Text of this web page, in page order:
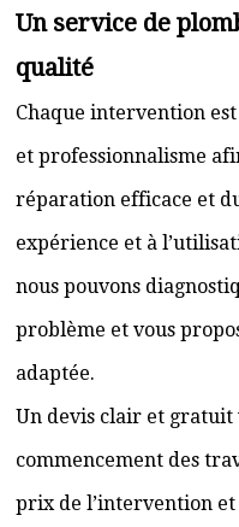
Un service de
qualité
Chaque intervention
et professionnalisme
réparation efficace et
expérience et à
nous pouvons
problème et vous
adaptée.
Un devis clair et gratuit
commencement des
prix de l’intervention